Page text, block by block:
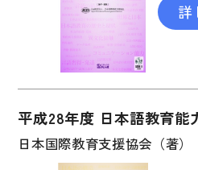
詳
平成28年度 日本語教育能
日本国際教育支援協会（著）